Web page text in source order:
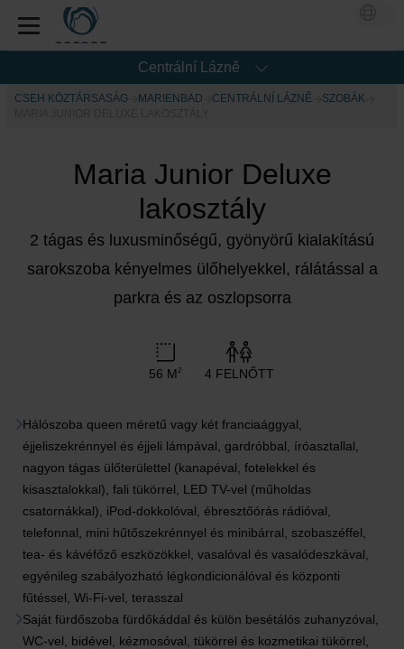
Centrální Lázně
CSEH KÖZTÁRSASÁG MARIENBAD CENTRÁLNÍ LÁZNĚ
SZOBÁK
Maria Junior Deluxe
lakosztály
2 tágas és luxusminőségű, gyönyörű kialakítású
sarokszoba kényelmes ülőhelyekkel, rálátással a
parkra és az oszlopsorra
56 M2 4 FELNŐTT
Hálószoba queen méretű vagy két franciaággyal,
éjjeliszekrénnyel és éjjeli lámpával, gardróbbal, íróasztallal,
nagyon tágas ülőterülettel (kanapéval, fotelekkel és
kisasztalokkal), fali tükörrel, LED TV-vel (műholdas
csatornákkal), iPod-dokkolóval, ébresztőórás rádióval,
telefonnal, mini hűtőszekrénnyel és minibárral, szobaszéffel,
tea- és kávéfőző eszközökkel, vasalóval és vasalódeszkával,
egyénileg szabályozható légkondicionálóval és központi
fűtéssel, Wi-Fi-vel, terasszal
Saját fürdőszoba fürdőkáddal és külön besétálós zuhanyzóval,
WC-vel, bidével, kézmosóval, tükörrel és kozmetikai tükörrel,